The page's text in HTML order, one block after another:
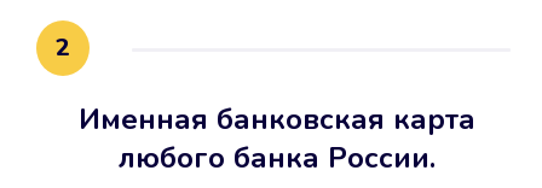
2
Именная банковская карта
любого банка России.